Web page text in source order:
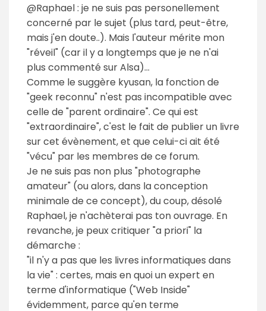
@Raphael : je ne suis pas personellement
concerné par le sujet (plus tard, peut-être,
mais j'en doute..). Mais l'auteur mérite mon
"réveil" (car il y a longtemps que je ne n'ai
plus commenté sur Alsa)...
Comme le suggère kyusan, la fonction de
"geek reconnu" n'est pas incompatible avec
celle de "parent ordinaire". Ce qui est
"extraordinaire", c'est le fait de publier un livre
sur cet évènement, et que celui-ci ait été
"vécu" par les membres de ce forum.
Je ne suis pas non plus "photographe
amateur" (ou alors, dans la conception
minimale de ce concept), du coup, désolé
Raphael, je n'achèterai pas ton ouvrage. En
revanche, je peux critiquer "a priori" la
démarche :
"il n'y a pas que les livres informatiques dans
la vie" : certes, mais en quoi un expert en
terme d'informatique ("Web Inside"
évidemment, parce qu'en terme